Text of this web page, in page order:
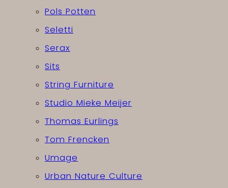
Pols Potten
Seletti
Serax
Sits
String Furniture
Studio Mieke Meijer
Thomas Eurlings
Tom Frencken
Umage
Urban Nature Culture